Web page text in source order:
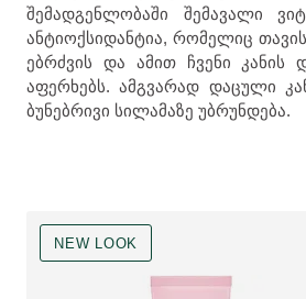
შემადგენლობაში შემავალი
ანტიოქსიდანტია, რომელიც
ებრძვის და ამით ჩვენი კანის
აფერხებს. ამგვარად დაცული
ბუნებრივი სილამაზე უბრუნდება.
NEW LOOK